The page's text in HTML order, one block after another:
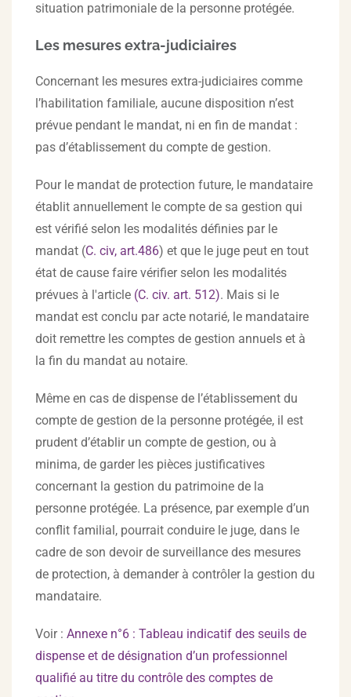
situation patrimoniale de la personne protégée.
Les mesures extra-judiciaires
Concernant les mesures extra-judiciaires comme
l’habilitation familiale, aucune disposition n’est
prévue pendant le mandat, ni en fin de mandat :
pas d’établissement du compte de gestion.
Pour le mandat de protection future, le mandataire
établit annuellement le compte de sa gestion qui
est vérifié selon les modalités définies par le
mandat (C. civ, art.486) et que le juge peut en tout
état de cause faire vérifier selon les modalités
prévues à l'article (C. civ. art. 512). Mais si le
mandat est conclu par acte notarié, le mandataire
doit remettre les comptes de gestion annuels et à
la fin du mandat au notaire.
Même en cas de dispense de l’établissement du
compte de gestion de la personne protégée, il est
prudent d’établir un compte de gestion, ou à
minima, de garder les pièces justificatives
concernant la gestion du patrimoine de la
personne protégée. La présence, par exemple d’un
conflit familial, pourrait conduire le juge, dans le
cadre de son devoir de surveillance des mesures
de protection, à demander à contrôler la gestion du
mandataire.
Voir : Annexe n°6 : Tableau indicatif des seuils de
dispense et de désignation d’un professionnel
qualifié au titre du contrôle des comptes de